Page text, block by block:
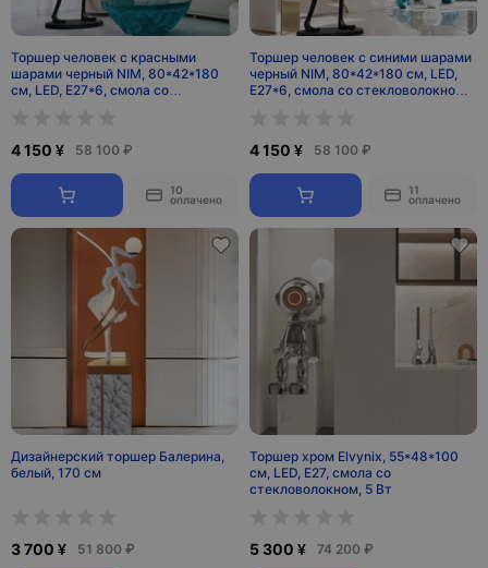
Торшер человек с красными
шарами черный NIM, 80*42*180
см, LED, E27*6, смола со
4 150 ¥ 58 100 ₽
10
оплачено
Торшер человек с синими шарами
черный NIM, 80*42*180 см, LED,
E27*6, смола со стекловолокном,
4 150 ¥ 58 100 ₽
11
оплачено
Дизайнерский торшер Балерина,
белый, 170 см
3 700 ¥ 51 800 ₽
Торшер хром Elvynix, 55*48*100
см, LED, E27, смола со
стекловолокном, 5 Вт
5 300 ¥ 74 200 ₽